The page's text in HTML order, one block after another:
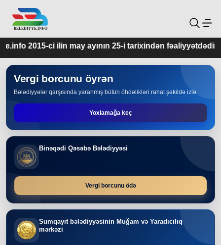
ayının 25-i tarixindən fəaliyyətdədir.
Vergi borcunu öyrən
Bələdiyyələr qarşısında yaranmış bütün öhdəlikləri rahat şəkildə izlə
Yoxlamağa keç
Binəqədi Qəsəbə Bələdiyyəsi
Vergi borcunu ödə
Sumqayıt bələdiyyəsinin Muğam və Yaradıcılıq
mərkəzi